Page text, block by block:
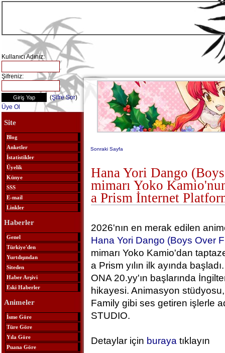
Kullanıcı Adınız:
Şifreniz:
(Şifre Sor)
Üye Ol
Site
Blog
Anketler
İstatistikler
Üyelik
Künye
SSS
E-mail
Linkler
Haberler
Genel
Türkiye'den
Yurtdışından
Siteden
Haber Arşivi
Eski Haberler
Animeler
İsme Göre
Türe Göre
Yıla Göre
Puana Göre
Sonraki Sayfa
Hana Yori Dango
mimarı Yoko
a Prism İnternet
2026'nın en merak edilen
Hana Yori Dango (Boys Over
mimarı Yoko Kamio'dan
a Prism yılın ilk ayında
ONA 20.yy'ın başlarında
hikayesi. Animasyon
Family gibi ses getiren işlerle
STUDIO.
Detaylar için buraya tıklayın